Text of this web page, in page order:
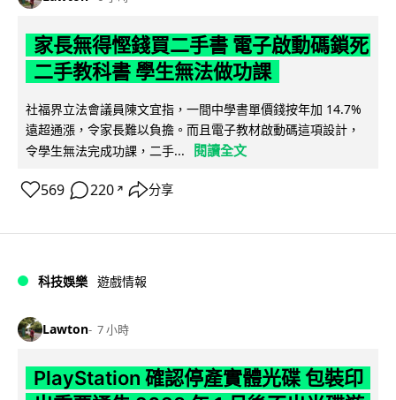
家長無得慳錢買二手書 電子啟動碼鎖死
二手教科書 學生無法做功課
社福界立法會議員陳文宜指，一間中學書單價錢按年加 14.7%
遠超通漲，令家長難以負擔。而且電子教材啟動碼這項設計，
令學生無法完成功課，二手...
閱讀全文
569 220 ↗ 分享
科技娛樂 遊戲情報
Lawton 7 小時
PlayStation 確認停產實體光碟 包裝印